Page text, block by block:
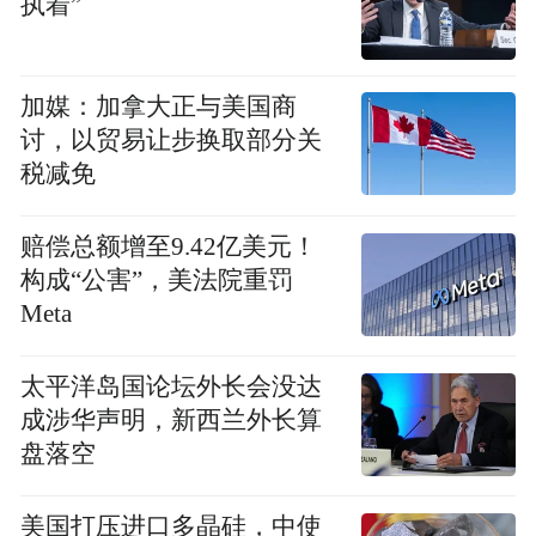
加媒：加拿大正与美国商
讨，以贸易让步换取部分关
税减免
赔偿总额增至9.42亿美元！
构成“公害”，美法院重罚
Meta
太平洋岛国论坛外长会没达
成涉华声明，新西兰外长算
盘落空
美国打压进口多晶硅，中使